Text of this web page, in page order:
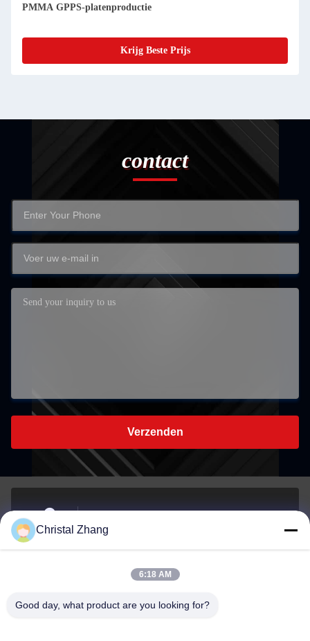
PMMA GPPS-platenproductie
Krijg Beste Prijs
contact
Verzenden
Adres
No. 1, Xianghu Road, Si'an Town Industrial Zone,
Changxing County, Huzhou City, provincie Zhejiang
E-mail
yxh@championshcn.com
Christal Zhang
6:18 AM
Good day, what product are you looking for?